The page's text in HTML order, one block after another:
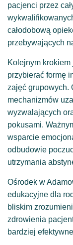
pacjenci przez
całodobową
przebywających
Kolejnym
przybierać formę
zajęć grupowych.
mechanizmów
wyzwalających
pokusami.
wsparcie
odbudowie
utrzymania
Ośrodek w
edukacyjne dla
bliskim
zdrowienia
bardziej